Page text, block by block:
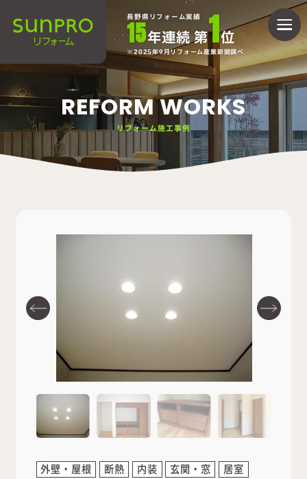
長野県リフォーム実績
15年連続 第1位
2025年9月リフォーム産業新聞調べ
REFORM WORKS
リフォーム施工事例
外壁・屋根 断熱 内装 玄関・窓
居室